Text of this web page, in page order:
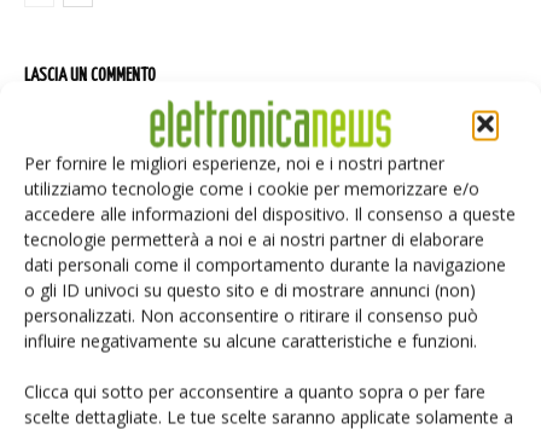
Per fornire le migliori esperienze, noi e i nostri partner
utilizziamo tecnologie come i cookie per memorizzare e/o
accedere alle informazioni del dispositivo. Il consenso a queste
tecnologie permetterà a noi e ai nostri partner di elaborare
dati personali come il comportamento durante la navigazione
o gli ID univoci su questo sito e di mostrare annunci (non)
personalizzati. Non acconsentire o ritirare il consenso può
influire negativamente su alcune caratteristiche e funzioni.
Clicca qui sotto per acconsentire a quanto sopra o per fare
scelte dettagliate. Le tue scelte saranno applicate solamente a
LASCIA UN COMMENTO